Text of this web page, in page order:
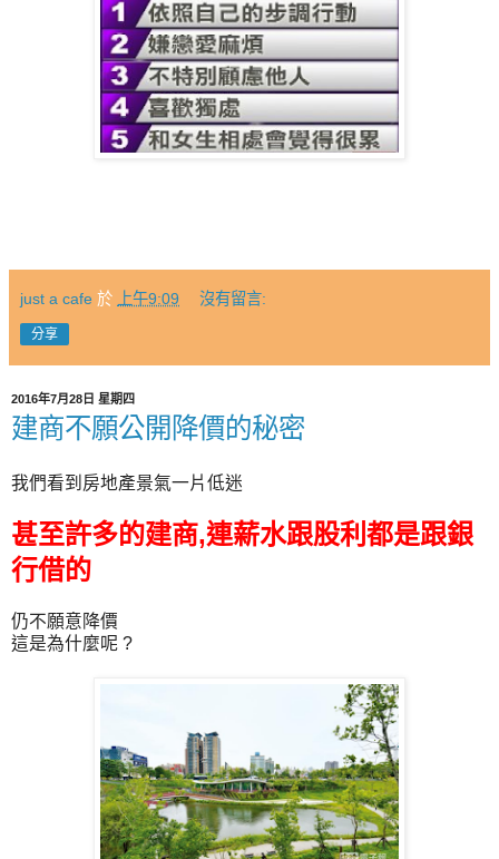
just a cafe 於 上午9:09 沒有留言:
分享
2016年7月28日 星期四
建商不願公開降價的秘密
我們看到房地產景氣一片低迷
甚至許多的建商,連薪水跟股利都是跟銀
行借的
仍不願意降價
這是為什麼呢 ?